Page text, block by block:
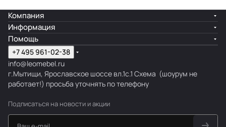
Компания
Информация
Помощь
+7 495 961-02-38
info@leomebel.ru
г.Мытищи, Ярославское шоссе вл.1с.1 Схема (шоурум не
работает!) просьба уточнять по телефону
Подписаться на новости и акции